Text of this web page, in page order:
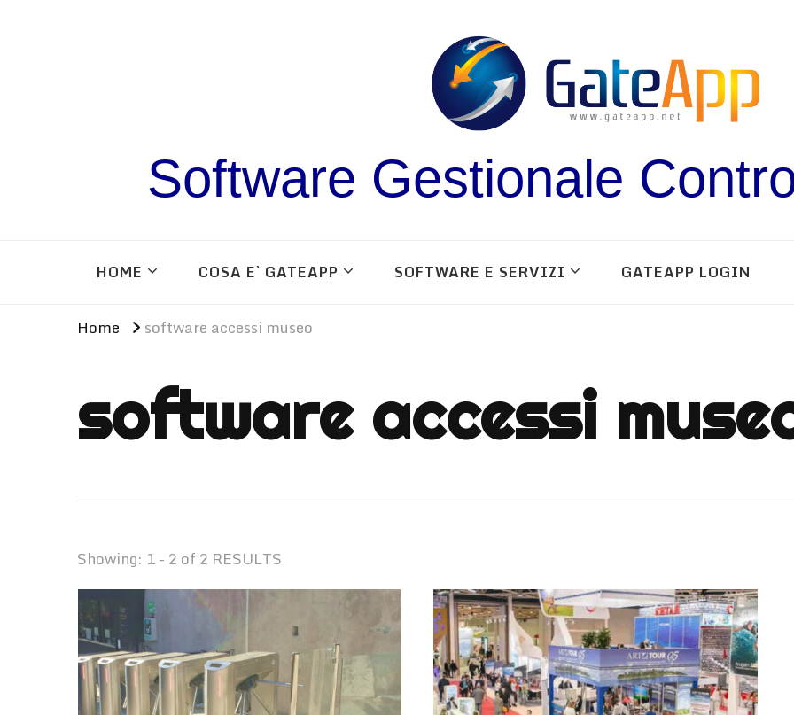
Software Gestionale
HOME COSA E` GATEAPP SOFTWARE E SERVIZI GATEAPP LOGIN
Home software accessi museo
software accessi
Showing: 1 - 2 of 2 RESULTS